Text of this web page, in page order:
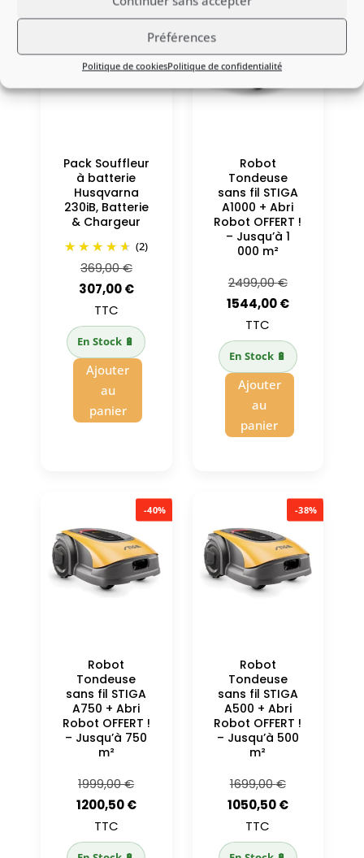
Préférences
Politique de cookiesPolitique de confidentialité
-17%
Pack Souffleur
à batterie
Husqvarna
230iB, Batterie
& Chargeur
(2)
369,00€Le
prix
était :
369,00 €.
307,00€Le
actuel
est :
TTC
En Stock 🔋
Ajouter
au
panier
Robot
Tondeuse
sans fil STIGA
A1000 + Abri
Robot OFFERT !
– Jusqu’à 1
000 m²
2499,00€Le
prix
était :
2499,00 €.
1544,00€Le
actuel
est :
TTC
En Stock 🔋
Ajouter
au
panier
-40%
Robot
Tondeuse
sans fil STIGA
A750 + Abri
Robot OFFERT !
– Jusqu’à 750
m²
1999,00€Le
prix
était :
1200,50€Le
actuel
TTC
-38%
Robot
Tondeuse
sans fil STIGA
A500 + Abri
Robot OFFERT !
– Jusqu’à 500
m²
1699,00€Le
prix
était :
1050,50€Le
actuel
TTC